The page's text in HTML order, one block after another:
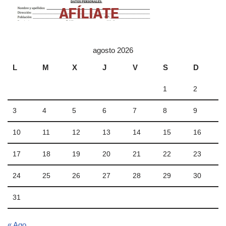
agosto 2026
L
M X J V S D
1 2
3 4 5 6 7 8 9
10 11 12 13 14 15 16
17 18 19 20 21 22 23
24 25 26 27 28 29 30
31